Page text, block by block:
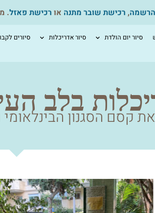
, רכישת שובר מתנה או רכישת פאזל.
סיור יום הולדת סיור אדריכלות סיורים
בלב
קסם הסגנון